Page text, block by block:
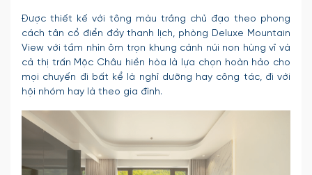
Được thiết kế với tông màu trắng chủ đạo theo phong
cách tân cổ điển đầy thanh lịch, phòng Deluxe Mountain
View với tầm nhìn ôm trọn khung cảnh núi non hùng vĩ và
cả thị trấn Mộc Châu hiền hòa là lựa chọn hoàn hảo cho
mọi chuyến đi bất kể là nghỉ dưỡng hay công tác, đi với
hội nhóm hay là theo gia đình.